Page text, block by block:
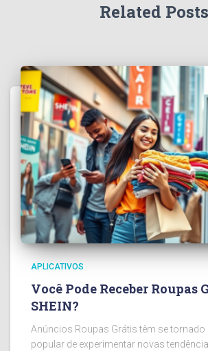
Related Posts
APLICATIVOS
Você Pode Receber Roupas
SHEIN?
Anúncios Roupas Grátis têm se
popular de experimentar novas